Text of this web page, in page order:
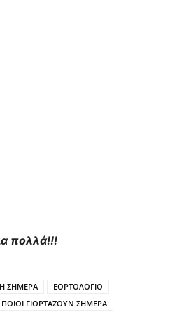
πολλά!!!
ΣΗΜΕΡΑ
ΕΟΡΤΟΛΟΓΙΟ
ΠΟΙΟΙ ΓΙΟΡΤΑΖΟΥΝ ΣΗΜΕΡΑ